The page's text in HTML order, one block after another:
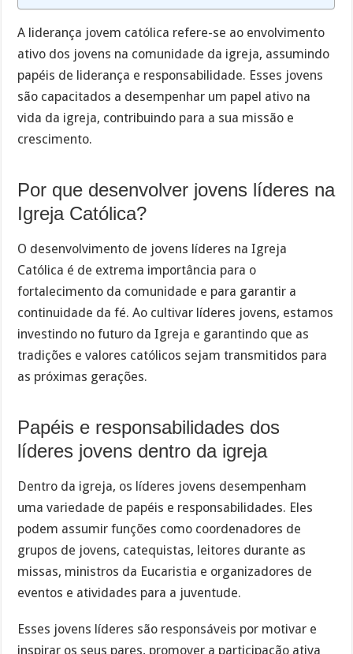
A liderança jovem católica refere-se ao envolvimento
ativo dos jovens na comunidade da igreja, assumindo
papéis de liderança e responsabilidade. Esses jovens
são capacitados a desempenhar um papel ativo na
vida da igreja, contribuindo para a sua missão e
crescimento.
Por que desenvolver jovens líderes na
Igreja Católica?
O desenvolvimento de jovens líderes na Igreja
Católica é de extrema importância para o
fortalecimento da comunidade e para garantir a
continuidade da fé. Ao cultivar líderes jovens, estamos
investindo no futuro da Igreja e garantindo que as
tradições e valores católicos sejam transmitidos para
as próximas gerações.
Papéis e responsabilidades dos
líderes jovens dentro da igreja
Dentro da igreja, os líderes jovens desempenham
uma variedade de papéis e responsabilidades. Eles
podem assumir funções como coordenadores de
grupos de jovens, catequistas, leitores durante as
missas, ministros da Eucaristia e organizadores de
eventos e atividades para a juventude.
Esses jovens líderes são responsáveis por motivar e
inspirar os seus pares, promover a participação ativa